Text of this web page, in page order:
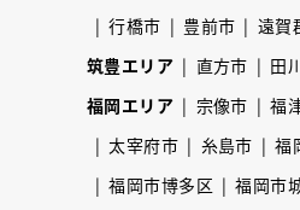
行橋市
豊前市 遠賀
筑豊エリア
直方市 田
福岡エリア
宗像市 福
太宰府市
糸島市 福
福岡市博多区
福岡市